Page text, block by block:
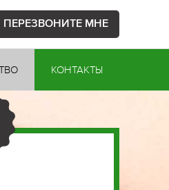
ПЕРЕЗВОНИТЕ МНЕ
КОНТАКТЫ